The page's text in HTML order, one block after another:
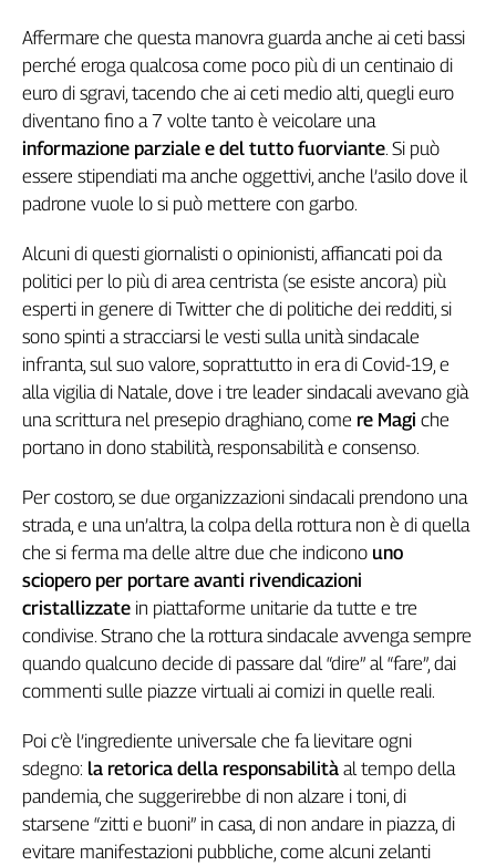
Talk
La
settimana
Collettiva
Sassolino
Linea
It
Easy
Inserti
Idea
Diffusa
InFlai
Le
trasmissioni
tv
Work
Progress
nel
Lavoro
Territori
Abruzzo-
Molise
Alto
Adige
Affermare che questa manovra guarda anche ai ceti bassi
perché eroga qualcosa come poco più di un centinaio di
euro di sgravi, tacendo che ai ceti medio alti, quegli euro
diventano fino a 7 volte tanto è veicolare una
informazione parziale e del tutto fuorviante. Si può
essere stipendiati ma anche oggettivi, anche l’asilo dove il
padrone vuole lo si può mettere con garbo.
Alcuni di questi giornalisti o opinionisti, affiancati poi da
politici per lo più di area centrista (se esiste ancora) più
esperti in genere di Twitter che di politiche dei redditi, si
sono spinti a stracciarsi le vesti sulla unità sindacale
infranta, sul suo valore, soprattutto in era di Covid-19, e
alla vigilia di Natale, dove i tre leader sindacali avevano già
una scrittura nel presepio draghiano, come re Magi che
portano in dono stabilità, responsabilità e consenso.
Per costoro, se due organizzazioni sindacali prendono una
strada, e una un’altra, la colpa della rottura non è di quella
che si ferma ma delle altre due che indicono uno
sciopero per portare avanti rivendicazioni
cristallizzate in piattaforme unitarie da tutte e tre
condivise. Strano che la rottura sindacale avvenga sempre
quando qualcuno decide di passare dal “dire” al “fare”, dai
commenti sulle piazze virtuali ai comizi in quelle reali.
Poi c’è l’ingrediente universale che fa lievitare ogni
sdegno: la retorica della responsabilità al tempo della
pandemia, che suggerirebbe di non alzare i toni, di
starsene “zitti e buoni” in casa, di non andare in piazza, di
evitare manifestazioni pubbliche, come alcuni zelanti